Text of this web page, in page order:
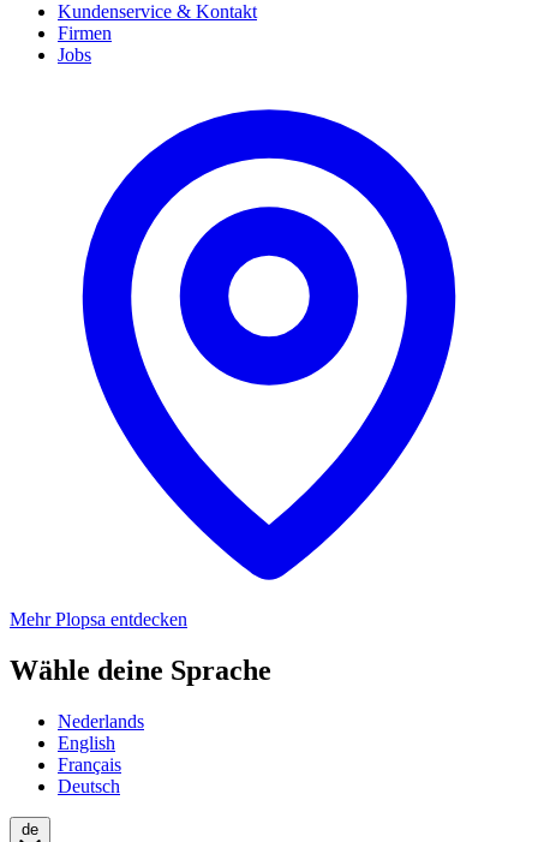
Kundenservice & Kontakt
Firmen
Jobs
Mehr Plopsa entdecken
Wähle deine Sprache
Nederlands
English
Français
Deutsch
de